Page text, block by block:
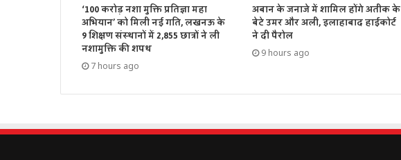
‘100 करोड़ नशा मुक्ति प्रतिज्ञा महा
अभियान’ को मिली नई गति, लखनऊ के
9 शिक्षण संस्थानों में 2,855 छात्रों ने ली
नशामुक्ति की शपथ
7 hours ago
अबान के जनाजे में शामिल होंगे अतीक के
बेटे उमर और अली, इलाहाबाद हाईकोर्ट
ने दी पैरोल
9 hours ago